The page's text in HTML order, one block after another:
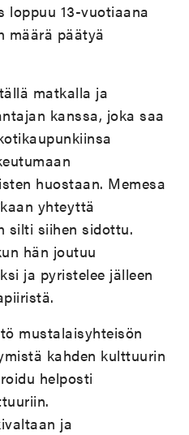
loppuu 13-vuotiaana
määrä päätyä
matkalla ja
kanssa, joka saa
huostaan. Memesa
yhteyttä
silti siihen sidottu.
hän joutuu
ja pyristelee jälleen
mustalaisyhteisön
kahden kulttuurin
helposti
ja